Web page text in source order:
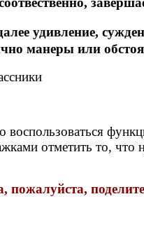
удивление,
манеры или
отметить то,